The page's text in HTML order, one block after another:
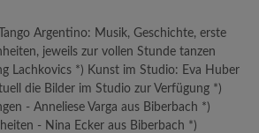
Argentino: Musik, Geschichte, erste
jeweils zur vollen Stunde tanzen
Lachkovics *) Kunst im Studio: Eva Huber
die Bilder im Studio zur Verfügung *)
- Anneliese Varga aus Biberbach *)
- Nina Ecker aus Biberbach *)